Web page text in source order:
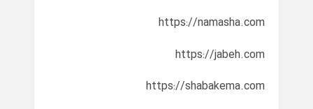
https://namasha.com
https://jabeh.com
https://shabakema.com